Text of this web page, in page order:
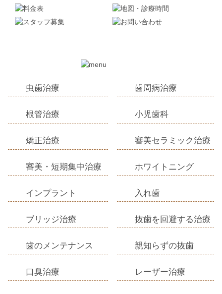
虫歯治療 歯周病治療
根管治療 小児歯科
矯正治療 審美セラミック治療
審美・短期集中治療 ホワイトニング
インプラント 入れ歯
ブリッジ治療 抜歯を回避する治療
歯のメンテナンス 親知らずの抜歯
口臭治療 レーザー治療